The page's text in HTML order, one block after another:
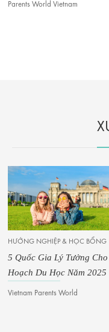
Parents World Vietnam
HƯỚNG NGHIỆP & HỌC BỔNG
5 Quốc Gia Lý Tưởng
Hoạch Du Học Năm 2025
Vietnam Parents World